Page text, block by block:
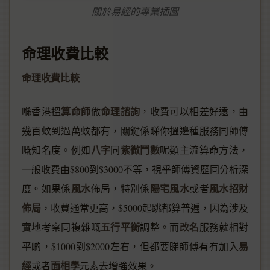
關於易經的專業插圖
命理收費比較
命理收費比較
喺香港搵算命師做命理諮詢 ，收費可以相差好遠，由
幾百蚊到過萬蚊都有，關鍵係睇你搵邊種服務同師傅
嘅知名度。例如八字同紫微鬥數呢類主流算命方法，
一般收費由$800到$3000不等，視乎師傅資歷同分析深
度。如果係風水佈局，特別係陽宅風水或者風水招財
佈局 ，收費通常更高，$5000起跳都算普遍，因為涉及
實地考察同複雜嘅五行平衡調整。而改名服務就相對
平啲，$1000到$2000左右，但都要睇師傅有冇加入易
經或者面相學元素去增強效果。